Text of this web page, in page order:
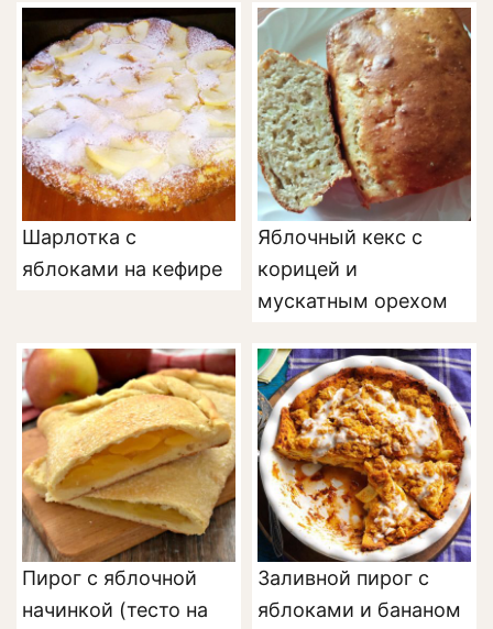
Шарлотка с
яблоками на кефире
Яблочный кекс с
корицей и
мускатным орехом
Пирог с яблочной
начинкой (тесто на
Заливной пирог с
яблоками и бананом